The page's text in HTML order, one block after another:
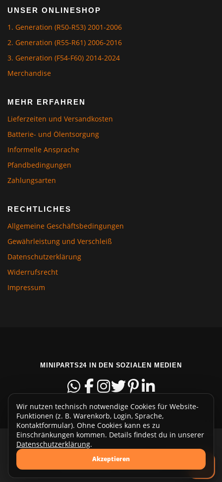
UNSER ONLINESHOP
1. Generation (R50-R53) 2001-2006
2. Generation (R55-R61) 2006-2016
3. Generation (F54-F60) 2014-2024
Merchandise
MEHR ERFAHREN
Lieferzeiten und Versandkosten
Batterie- und Ölentsorgung
Informelle Ansprache
Pfandbedingungen
Zahlungsarten
RECHTLICHES
Allgemeine Geschäftsbedingungen
Gewährleistung und Verschleiß
Datenschutzerklärung
Widerrufsrecht
Impressum
MINIPARTS24 IN DEN SOZIALEN MEDIEN
Copyright © 2015-2026 miniparts24.com - Euregiostr. 13 -
48465 Schüttorf - Deutschland
Wir nutzen technisch notwendige Cookies für Website-
Funktionen (z. B. Warenkorb, Login, Sprache,
Kontaktformular). Ohne Cookies kann es zu
Einschränkungen kommen. Details findest du in unserer
Datenschutzerklärung.
Akzeptieren